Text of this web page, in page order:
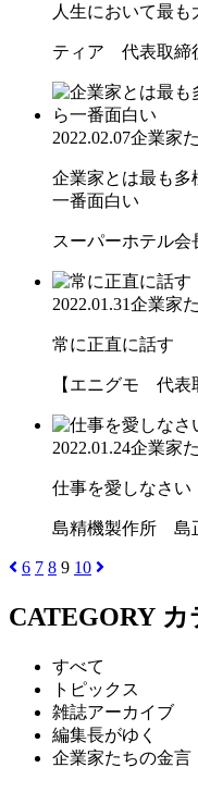
人生において最
ティア 代表取締
2022.02.07企業家
企業家とは最も多
一番面白い
スーパーホテル
2022.01.31企業家
常に正直に話す
【エニグモ 代表
2022.01.24企業家
仕事を愛しなさい
島精機製作所 島
6 7 8 9 10
CATEGORY カ
すべて
トピックス
雑誌アーカイブ
編集長がゆく
企業家たちの金言